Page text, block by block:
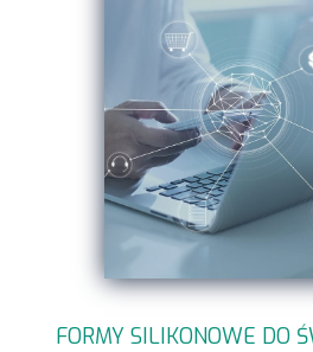
FORMY SILIKONOWE DO